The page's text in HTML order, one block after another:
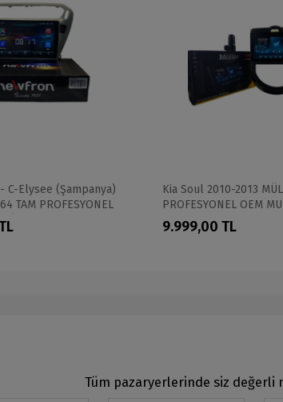
C-Elysee (Şampanya)
TAM PROFESYONEL
Kia Soul 2010-2013
PROFESYONEL OEM
9.999,00 TL
Tüm pazaryerlerinde siz değerli